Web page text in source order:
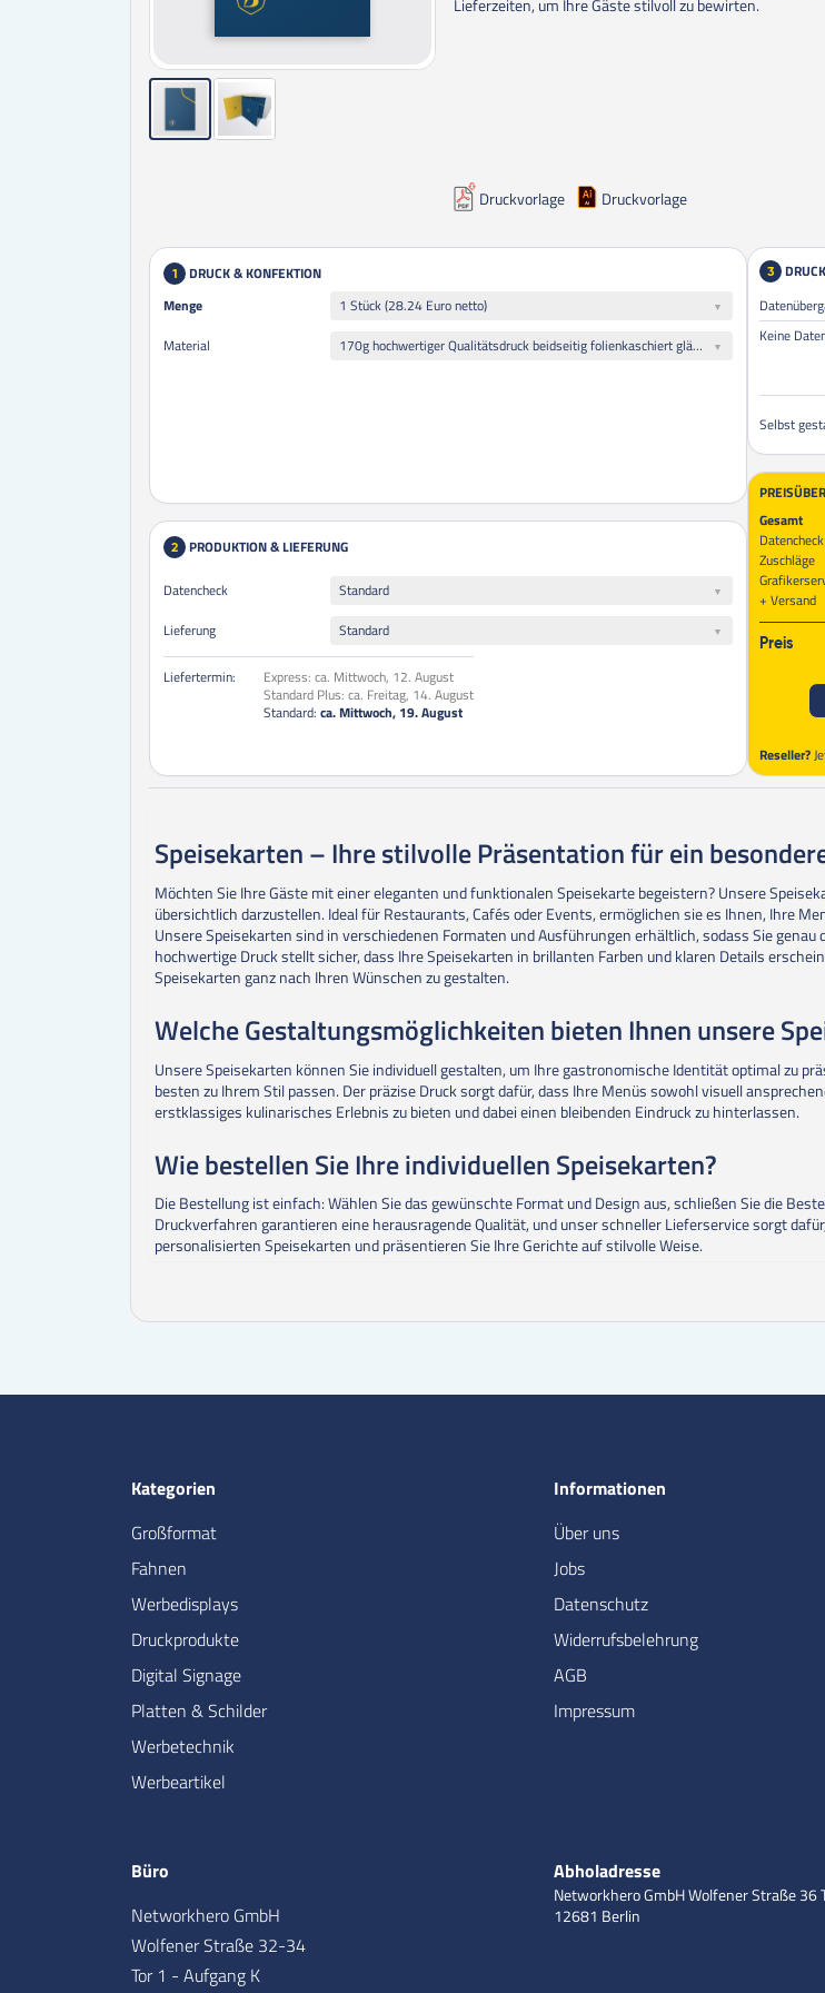
Lieferzeiten, um Ihre Gäste stilvoll zu bewirten.
Druckvorlage Druckvorlage
1
DRUCK & KONFEKTION
Menge
1 Stück (28.24 Euro netto)
Menge
Material 170g hochwertiger Qualitätsdruck beidseitig folienkaschiert glänzend
2 PRODUKTION & LIEFERUNG
Datencheck
Standard
Lieferung
Standard
Liefertermin: Express: ca. Mittwoch, 12. August
Standard Plus: ca. Freitag, 14. August
Standard: ca. Mittwoch, 19. August
3
Keine
Selbst
Gesamt
Datencheck
Zuschläge
Versand
Preis
Reseller?
Speisekarten – Ihre stilvolle Präsentation für ein
Möchten Sie Ihre Gäste mit einer eleganten und funktionalen Speisekarte begeistern? Unsere
übersichtlich darzustellen. Ideal für Restaurants, Cafés oder Events, ermöglichen sie es Ihnen, Ihre
Unsere Speisekarten sind in verschiedenen Formaten und Ausführungen erhältlich, sodass Sie
hochwertige Druck stellt sicher, dass Ihre Speisekarten in brillanten Farben und klaren Details
Speisekarten ganz nach Ihren Wünschen zu gestalten.
Welche Gestaltungsmöglichkeiten bieten Ihnen unsere
Unsere Speisekarten können Sie individuell gestalten, um Ihre gastronomische Identität optimal zu
besten zu Ihrem Stil passen. Der präzise Druck sorgt dafür, dass Ihre Menüs sowohl visuell
erstklassiges kulinarisches Erlebnis zu bieten und dabei einen bleibenden Eindruck zu hinterlassen.
Wie bestellen Sie Ihre individuellen Speisekarten?
Die Bestellung ist einfach: Wählen Sie das gewünschte Format und Design aus, schließen Sie die
Druckverfahren garantieren eine herausragende Qualität, und unser schneller Lieferservice sorgt
personalisierten Speisekarten und präsentieren Sie Ihre Gerichte auf stilvolle Weise.
Kategorien
Großformat
Fahnen
Werbedisplays
Druckprodukte
Digital Signage
Platten & Schilder
Werbetechnik
Werbeartikel
Informationen
Über uns
Jobs
Datenschutz
Widerrufsbelehrung
AGB
Impressum
Büro
Networkhero GmbH
Wolfener Straße 32-34
Tor 1 - Aufgang K
Abholadresse
Networkhero GmbHWolfener Straße 36
12681 Berlin